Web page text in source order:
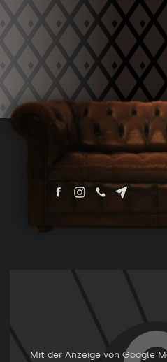
Mit der Anzeige von Google